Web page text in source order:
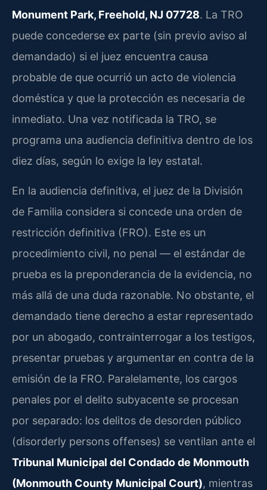
Monument Park, Freehold, NJ 07728. La TRO
puede concederse ex parte (sin previo aviso al
demandado) si el juez encuentra causa
probable de que ocurrió un acto de violencia
doméstica y que la protección es necesaria de
inmediato. Una vez notificada la TRO, se
programa una audiencia definitiva dentro de los
diez días, según lo exige la ley estatal.
En la audiencia definitiva, el juez de la División
de Familia considera si concede una orden de
restricción definitiva (FRO). Este es un
procedimiento civil, no penal — el estándar de
prueba es la preponderancia de la evidencia, no
más allá de una duda razonable. No obstante, el
demandado tiene derecho a estar representado
por un abogado, contrainterrogar a los testigos,
presentar pruebas y argumentar en contra de la
emisión de la FRO. Paralelamente, los cargos
penales por el delito subyacente se procesan
por separado: los delitos de desorden público
(disorderly persons offenses) se ventilan ante el
Tribunal Municipal del Condado de Monmouth
(Monmouth County Municipal Court), mientras